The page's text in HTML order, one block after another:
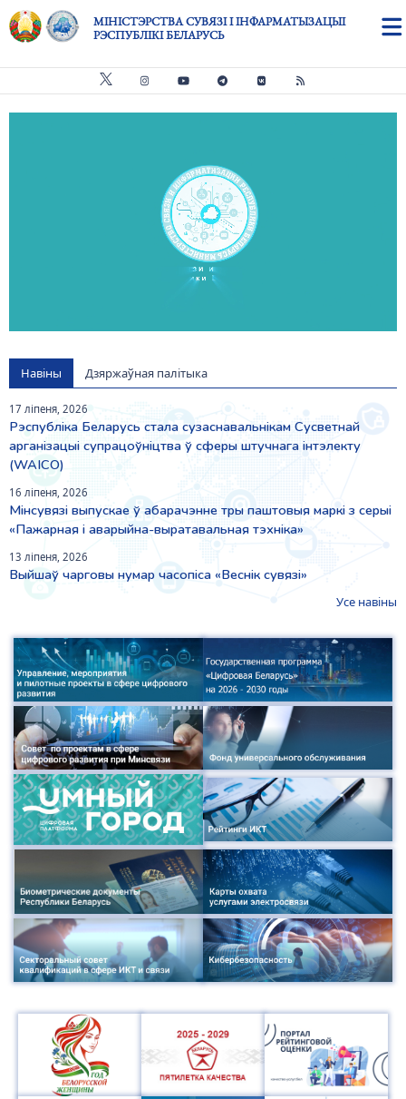
Skip to main content
МІНІСТЭРСТВА СУВЯЗІ І ІНФАРМАТЫЗАЦЫІ
РЭСПУБЛІКІ БЕЛАРУСЬ
Навіны Дзяржаўная палітыка
17 ліпеня, 2026
Рэспубліка Беларусь стала сузаснавальнікам Сусветнай
арганізацыі супрацоўніцтва ў сферы штучнага інтэлекту
(WAICO)
16 ліпеня, 2026
Мінсувязі выпускае ў абарачэнне тры паштовыя маркі з серыі
«Пажарная і аварыйна-выратавальная тэхніка»
13 ліпеня, 2026
Выйшаў чарговы нумар часопіса «Веснiк сувязi»
Усе навіны